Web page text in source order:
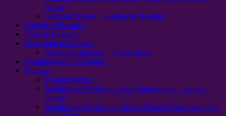
Alltag!
Gesünder Essen – 3 einfache Regeln!
Energie in Balance
Seele in Balance
Wachstum in Balance
Pilates Ausbildung – Pilates Basic
Nachhaltigkeit in Balance
Termine
Trainingszeiten
Ernährungs-Workshop: Anti Aging Food – iss dich
jünger!
Ernährungs-Workshop: Intervallfasten Abnehmen ohne